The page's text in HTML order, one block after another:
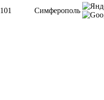
101 Симферополь